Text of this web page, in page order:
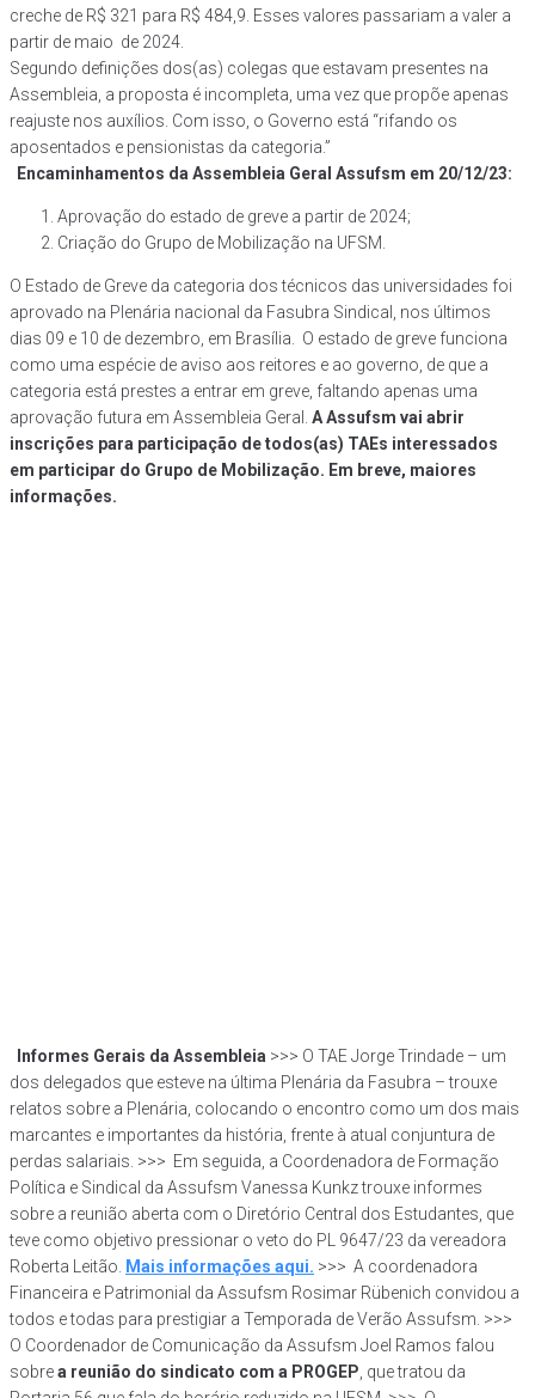
creche de R$ 321 para R$ 484,9. Esses valores passariam a valer a
partir de maio de 2024.
Segundo definições dos(as) colegas que estavam presentes na
Assembleia, a proposta é incompleta, uma vez que propõe apenas
reajuste nos auxílios. Com isso, o Governo está “rifando os
aposentados e pensionistas da categoria.”
Encaminhamentos da Assembleia Geral Assufsm em 20/12/23:
Aprovação do estado de greve a partir de 2024;
Criação do Grupo de Mobilização na UFSM.
O Estado de Greve da categoria dos técnicos das universidades foi
aprovado na Plenária nacional da Fasubra Sindical, nos últimos
dias 09 e 10 de dezembro, em Brasília. O estado de greve funciona
como uma espécie de aviso aos reitores e ao governo, de que a
categoria está prestes a entrar em greve, faltando apenas uma
aprovação futura em Assembleia Geral. A Assufsm vai abrir
inscrições para participação de todos(as) TAEs interessados
em participar do Grupo de Mobilização. Em breve, maiores
informações.
Informes Gerais da Assembleia >>> O TAE Jorge Trindade – um
dos delegados que esteve na última Plenária da Fasubra – trouxe
relatos sobre a Plenária, colocando o encontro como um dos mais
marcantes e importantes da história, frente à atual conjuntura de
perdas salariais. >>> Em seguida, a Coordenadora de Formação
Política e Sindical da Assufsm Vanessa Kunkz trouxe informes
sobre a reunião aberta com o Diretório Central dos Estudantes, que
teve como objetivo pressionar o veto do PL 9647/23 da vereadora
Roberta Leitão. Mais informações aqui. >>> A coordenadora
Financeira e Patrimonial da Assufsm Rosimar Rübenich convidou a
todos e todas para prestigiar a Temporada de Verão Assufsm. >>>
O Coordenador de Comunicação da Assufsm Joel Ramos falou
sobrea reunião do sindicato com a PROGEP , que tratou da